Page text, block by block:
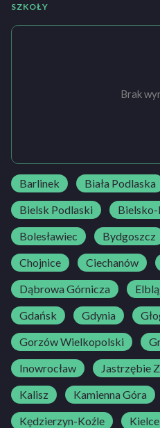
SZKOŁY
Brak
Barlinek Biała Podlaska
Bielsk Podlaski
Bielsko-
Bolesławiec
Bydgoszcz
Chojnice
Ciechanów
Dąbrowa Górnicza
Gdańsk
Gdynia
Gorzów Wielkopolski
Inowrocław
Jastrzębie
Kalisz
Kamienna Góra
Kędzierzyn-Koźle
Kielce